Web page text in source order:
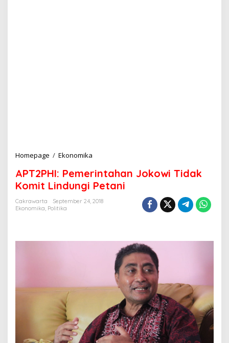
Homepage / Ekonomika
T
2
P
H
n
a
n
APT2PHI: Pemerintahan Jokowi Tidak
Komit Lindungi Petani
Cakrawarta
September 24, 2018
Ekonomika, Politika